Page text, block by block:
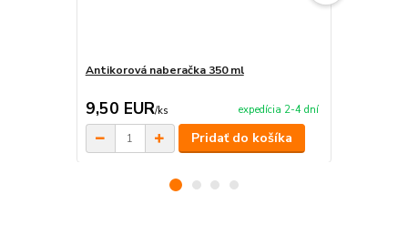
Antikorová naberačka 350 ml
9,50 EUR/ks expedícia 2-4 dní
Pridať do košíka